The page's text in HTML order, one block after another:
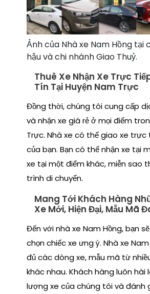
Ảnh của Nhà xe Nam Hồng tại
hậu và chi nhánh Giao Thuỷ.
Thuê Xe Nhận Xe Trực
Tín Tại Huyện Nam Trực
Đồng thời, chúng tôi cung cấp
và nhận xe giá rẻ ở mọi điểm
Trực. Nhà xe có thể giao xe trực
của bạn. Bạn có thể nhận xe tại
xe tại một điểm khác, miễn sao
trình di chuyển.
Mang Tới Khách Hàng
Xe Mới, Hiện Đại, Mẫu Mã
Đến với nhà xe Nam Hồng, bạn
chọn chiếc xe ưng ý. Nhà xe
đủ các dòng xe, mẫu mã từ
khác nhau. Khách hàng luôn hài
lượng xe của chúng tôi và đánh